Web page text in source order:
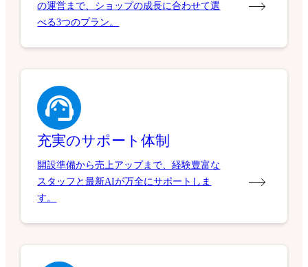
の運営まで、ショップの成長に合わせて選
べる3つのプラン。
充実のサポート体制
開設準備から売上アップまで、経験豊富な
スタッフと最新AIが万全にサポートしま
す。